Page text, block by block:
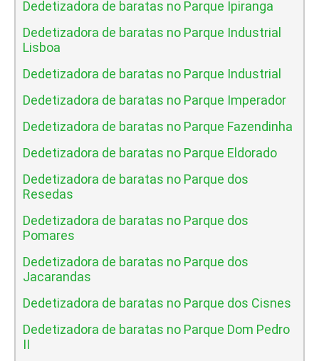
Dedetizadora de baratas no Parque Ipiranga
Dedetizadora de baratas no Parque Industrial
Lisboa
Dedetizadora de baratas no Parque Industrial
Dedetizadora de baratas no Parque Imperador
Dedetizadora de baratas no Parque Fazendinha
Dedetizadora de baratas no Parque Eldorado
Dedetizadora de baratas no Parque dos
Resedas
Dedetizadora de baratas no Parque dos
Pomares
Dedetizadora de baratas no Parque dos
Jacarandas
Dedetizadora de baratas no Parque dos Cisnes
Dedetizadora de baratas no Parque Dom Pedro
II